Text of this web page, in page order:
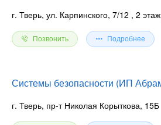
г. Тверь, ул. Карпинского, 7/12 , 2
Позвонить Подробнее
Системы безопасности (ИП
г. Тверь, пр-т Николая Корыткова, 15Б